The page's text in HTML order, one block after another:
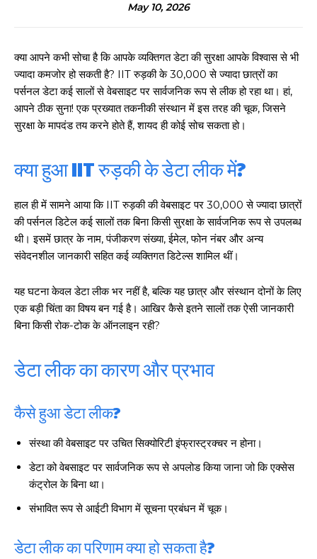
May 10, 2026
क्या आपने कभी सोचा है कि आपके व्यक्तिगत डेटा की सुरक्षा आपके विश्वास से भी
ज्यादा कमजोर हो सकती है? IIT रुड़की के 30,000 से ज्यादा छात्रों का
पर्सनल डेटा कई सालों से वेबसाइट पर सार्वजनिक रूप से लीक हो रहा था। हां,
आपने ठीक सुना! एक प्रख्यात तकनीकी संस्थान में इस तरह की चूक, जिसने
सुरक्षा के मापदंड तय करने होते हैं, शायद ही कोई सोच सकता हो।
क्या हुआ IIT रुड़की के डेटा लीक में?
हाल ही में सामने आया कि IIT रुड़की की वेबसाइट पर 30,000 से ज्यादा छात्रों
की पर्सनल डिटेल कई सालों तक बिना किसी सुरक्षा के सार्वजनिक रूप से उपलब्ध
थी। इसमें छात्र के नाम, पंजीकरण संख्या, ईमेल, फोन नंबर और अन्य
संवेदनशील जानकारी सहित कई व्यक्तिगत डिटेल्स शामिल थीं।
यह घटना केवल डेटा लीक भर नहीं है, बल्कि यह छात्र और संस्थान दोनों के लिए
एक बड़ी चिंता का विषय बन गई है। आखिर कैसे इतने सालों तक ऐसी जानकारी
बिना किसी रोक-टोक के ऑनलाइन रही?
डेटा लीक का कारण और प्रभाव
कैसे हुआ डेटा लीक?
संस्था की वेबसाइट पर उचित सिक्योरिटी इंफ्रास्ट्रक्चर न होना।
डेटा को वेबसाइट पर सार्वजनिक रूप से अपलोड किया जाना जो कि एक्सेस
कंट्रोल के बिना था।
संभावित रूप से आईटी विभाग में सूचना प्रबंधन में चूक।
डेटा लीक का परिणाम क्या हो सकता है?